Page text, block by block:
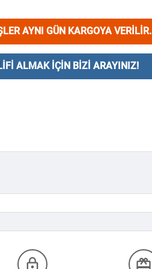
AYNI GÜN KARGOYA VERILIR.
ALMAK İÇIN BIZI ARAYINIZ!
lock_outline redeem